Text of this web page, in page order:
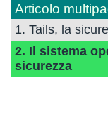
Articolo
1. Tails, la
2. Il sistema
sicurezza